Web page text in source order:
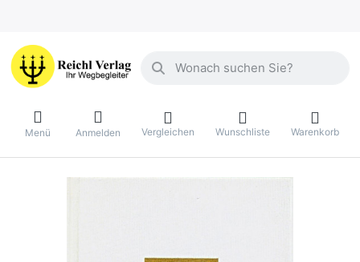
Geben Sie einen Suchbegriff ein.
Menü Anmelden Vergleichen Wunschliste Warenkorb